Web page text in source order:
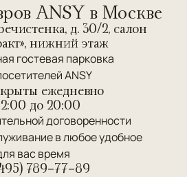
ANSY в Москве
д. 30/2, салон
нижний этаж
гостевая парковка
ANSY
ежедневно
до 20:00
договоренности
в любое удобное
вас время
789-77-89